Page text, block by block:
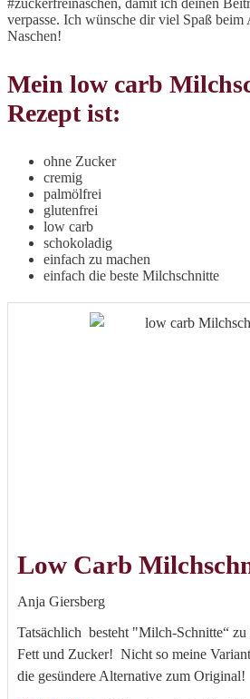
verpasse. Ich wünsche dir viel Spaß beim
Naschen!
Mein low carb
Rezept ist:
ohne Zucker
cremig
palmölfrei
glutenfrei
low carb
schokoladig
einfach zu machen
einfach die beste Milchschnitte
Low Carb
Anja Giersberg
Tatsächlich besteht "Milch-Schnitte“ zu
Fett und Zucker! Nicht so meine
die gesündere Alternative zum Original!